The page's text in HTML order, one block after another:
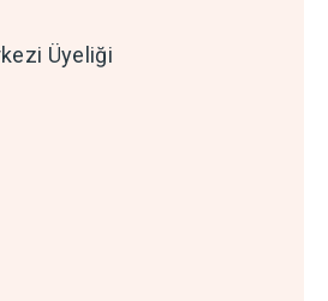
Üyeliği